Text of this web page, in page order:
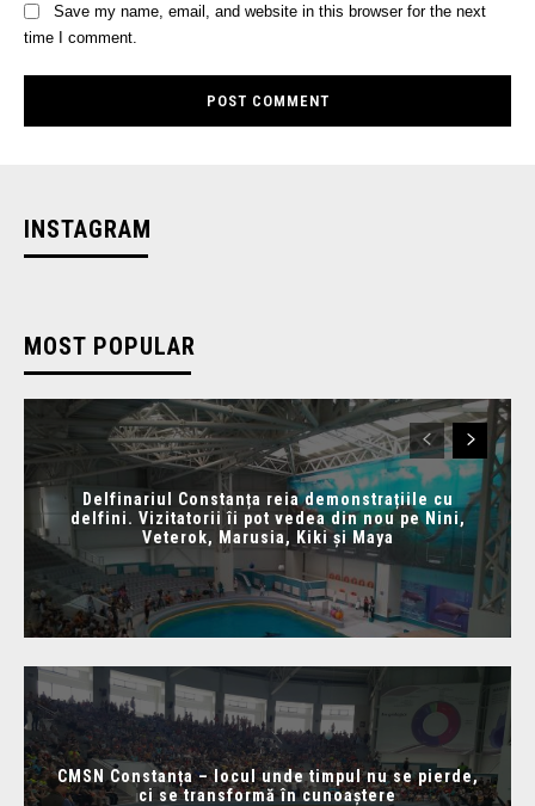
Save my name, email, and website in this browser for the next
time I comment.
INSTAGRAM
MOST POPULAR
Delfinariul Constanța reia demonstrațiile cu
delfini. Vizitatorii îi pot vedea din nou pe Nini,
Veterok, Marusia, Kiki și Maya
CMSN Constanța – locul unde timpul nu se pierde,
ci se transformă în cunoaștere